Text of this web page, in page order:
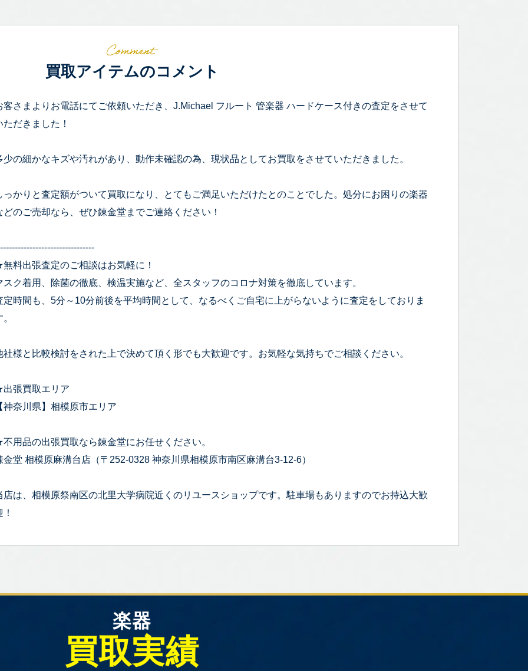
買取アイテムのコメント
客さまよりお電話にてご依頼いただき、J.Michael フルート 管楽器 ハードケース付きの査定をさせて
ただきました！
少の細かなキズや汚れがあり、動作未確認の為、現状品としてお買取をさせていただきました。
っかりと査定額がついて買取になり、とてもご満足いただけたとのことでした。処分にお困りの楽器
どのご売却なら、ぜひ錬金堂までご連絡ください！
料出張査定のご相談はお気軽に！
スク着用、除菌の徹底、検温実施など、全スタッフのコロナ対策を徹底しています。
定時間も、5分～10分前後を平均時間として、なるべくご自宅に上がらないように査定をしておりま
社様と比較検討をされた上で決めて頂く形でも大歓迎です。お気軽な気持ちでご相談ください。
張買取エリア
神奈川県】相模原市エリア
用品の出張買取なら錬金堂にお任せください。
金堂 相模原麻溝台店（〒252-0328 神奈川県相模原市南区麻溝台3-12-6）
店は、相模原祭南区の北里大学病院近くのリユースショップです。駐車場もありますのでお持込大歓
楽器
買取実績